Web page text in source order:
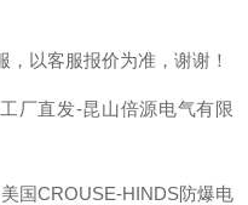
以客服报价为准，谢谢！
厂直发-昆山倍源电气有限
国CROUSE-HINDS防爆电